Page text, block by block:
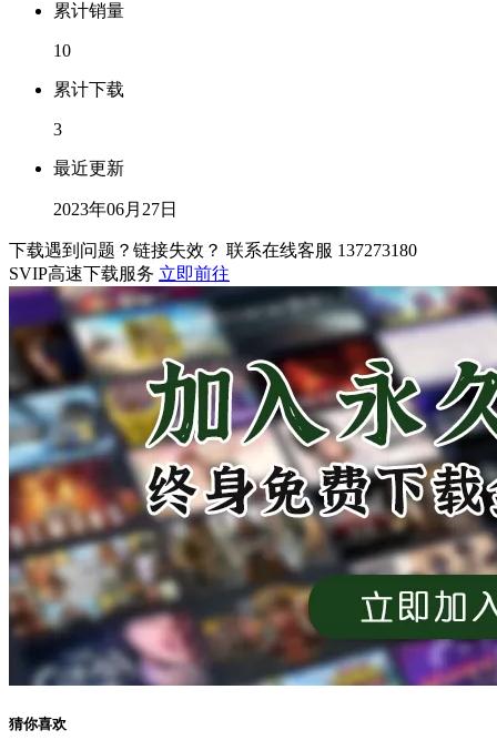
累计销量
10
累计下载
3
最近更新
2023年06月27日
下载遇到问题？链接失效？ 联系在线客服 137273180
SVIP高速下载服务 立即前往
猜你喜欢